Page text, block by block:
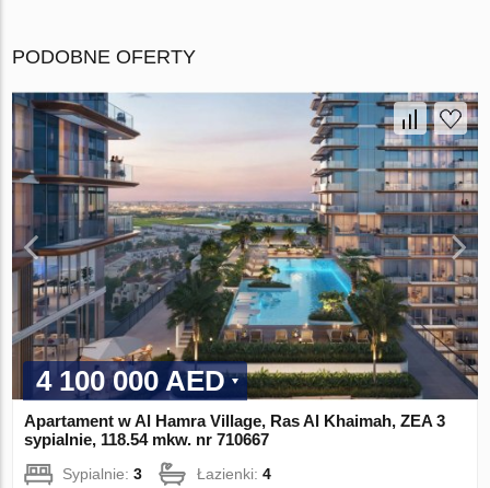
PODOBNE OFERTY
4 100 000 AED
Apartament w Al Hamra Village, Ras Al Khaimah, ZEA 3
sypialnie, 118.54 mkw. nr 710667
Sypialnie:3 Łazienki:4